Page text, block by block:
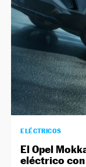
ELÉCTRICOS
El Opel
eléctrico con